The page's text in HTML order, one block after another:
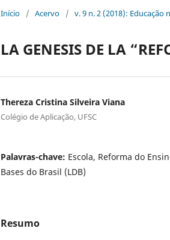
Início / Acervo / v. 9 n. 2 (2018): Educação
LA GENESIS DE LA
Thereza Cristina Silveira Viana
Colégio de Aplicação, UFSC
Palavras-chave: Escola, Reforma do
Bases do Brasil (LDB)
Resumo